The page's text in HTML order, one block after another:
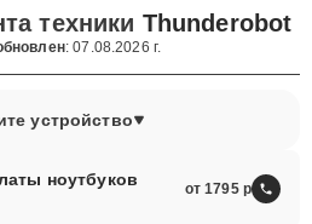
техники Thunderobot
: 07.08.2026 г.
устройство
ноутбуков
от 1795